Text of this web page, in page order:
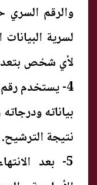
والرقم السري
لسرية
لأي شخص
4- يستخدم
بياناته
نتيجة الترشيح.
5- بعد